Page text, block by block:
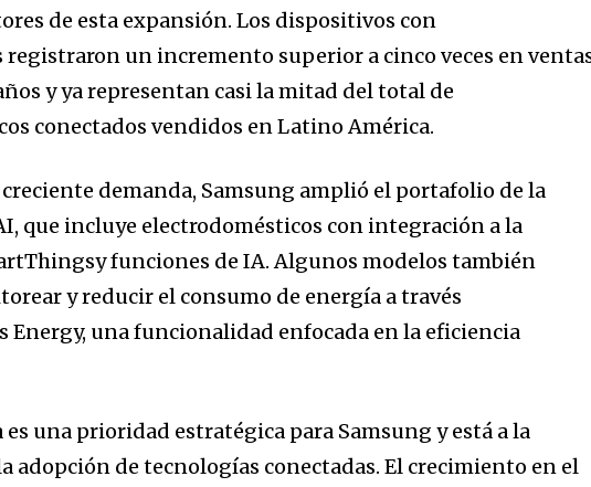
de esta expansión. Los dispositivos con
registraron un incremento superior a cinco veces en
y ya representan casi la mitad del total de
conectados vendidos en Latino América.
demanda, Samsung amplió el portafolio de la
que incluye electrodomésticos con integración a la
funciones de IA. Algunos modelos también
y reducir el consumo de energía a través
Energy, una funcionalidad enfocada en la eficiencia
una prioridad estratégica para Samsung y está a la
adopción de tecnologías conectadas. El crecimiento en el